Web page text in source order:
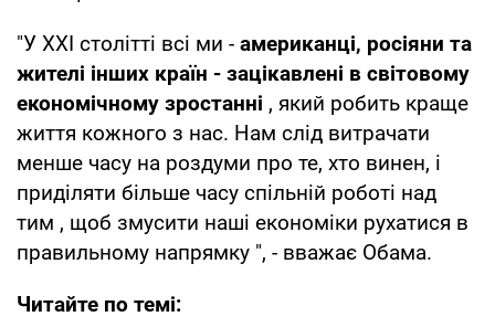
"У XXI столітті всі ми - американці, росіяни та
жителі інших країн - зацікавлені в світовому
економічному зростанні , який робить краще
життя кожного з нас. Нам слід витрачати
менше часу на роздуми про те, хто винен, і
приділяти більше часу спільній роботі над
тим , щоб змусити наші економіки рухатися в
правильному напрямку ", - вважає Обама.
Читайте по темі: